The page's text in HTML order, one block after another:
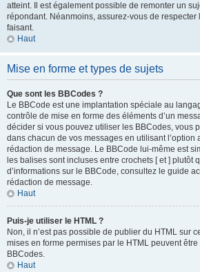
atteint. Il est également possible de remonter un
répondant. Néanmoins, assurez-vous de respecter
faisant.
Haut
Mise en forme et types de sujets
Que sont les BBCodes ?
Le BBCode est une implantation spéciale au
contrôle de mise en forme des éléments d’un
décider si vous pouvez utiliser les BBCodes, vous
dans chacun de vos messages en utilisant l’option
rédaction de message. Le BBCode lui-même est
les balises sont incluses entre crochets [ et ] plutôt
d’informations sur le BBCode, consultez le guide
rédaction de message.
Haut
Puis-je utiliser le HTML ?
Non, il n’est pas possible de publier du HTML sur
mises en forme permises par le HTML peuvent
BBCodes.
Haut